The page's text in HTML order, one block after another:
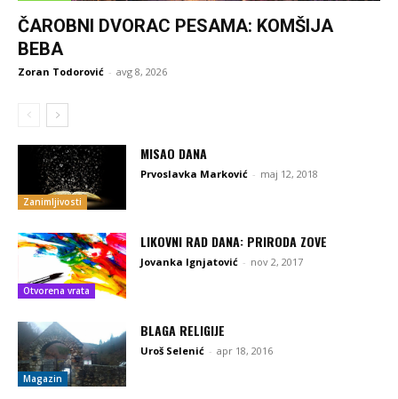
ČAROBNI DVORAC PESAMA: KOMŠIJA
BEBA
Zoran Todorović - avg 8, 2026
Zanimljivosti
MISAO DANA
Prvoslavka Marković - maj 12, 2018
Otvorena vrata
LIKOVNI RAD DANA: PRIRODA ZOVE
Jovanka Ignjatović - nov 2, 2017
Magazin
BLAGA RELIGIJE
Uroš Selenić - apr 18, 2016